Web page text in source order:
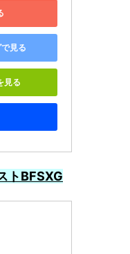
見る
見る
トBFSXG